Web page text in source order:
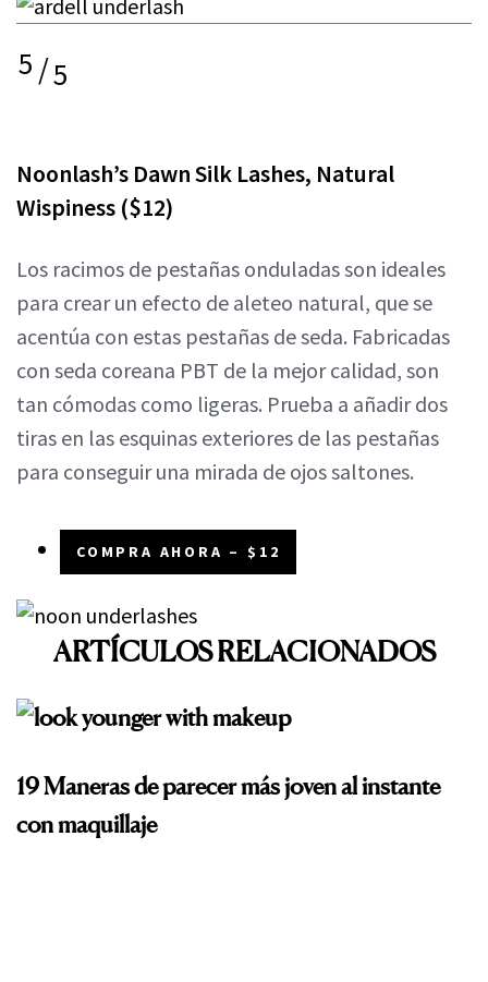
5/5
Noonlash’s Dawn Silk Lashes, Natural
Wispiness ($12)
Los racimos de pestañas onduladas son ideales
para crear un efecto de aleteo natural, que se
acentúa con estas pestañas de seda. Fabricadas
con seda coreana PBT de la mejor calidad, son
tan cómodas como ligeras. Prueba a añadir dos
tiras en las esquinas exteriores de las pestañas
para conseguir una mirada de ojos saltones.
COMPRA AHORA – $12
ARTÍCULOS RELACIONADOS
19 Maneras de parecer más joven al instante
con maquillaje